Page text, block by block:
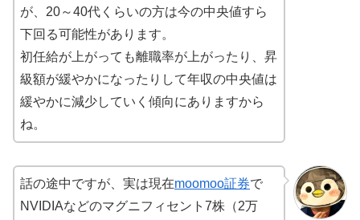
が、20～40代くらいの方は今の中央値すら
下回る可能性があります。
初任給が上がっても離職率が上がったり、昇
級額が緩やかになったりして年収の中央値は
緩やかに減少していく傾向にありますから
ね。
話の途中ですが、実は現在moomoo証券で
NVIDIAなどのマグニフィセント7株（2万